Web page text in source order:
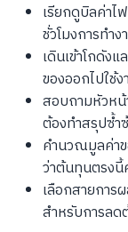
เรียกดูบิลค่าไ
ชั่วโมงการทำ
เดินเข้าโกดัง
ของออกไปใช้
สอบถามหัวหน้
ต้องทำสรุปซ้
คำนวณมูลค่า
ว่าต้นทุนตรง
เลือกสายการ
สำหรับการล